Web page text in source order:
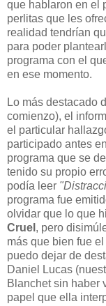
que hablaron en el
perlitas que les
realidad tendrían
para poder
programa con el
en ese momento.
Lo más destacado
comienzo), el
el particular
participado antes en
programa que se
tenido su propio
podía leer
programa fue
olvidar que lo que
Cruel , pero
más que bien fue el
puedo dejar de
Daniel Lucas
Blanchet sin haber
papel que ella